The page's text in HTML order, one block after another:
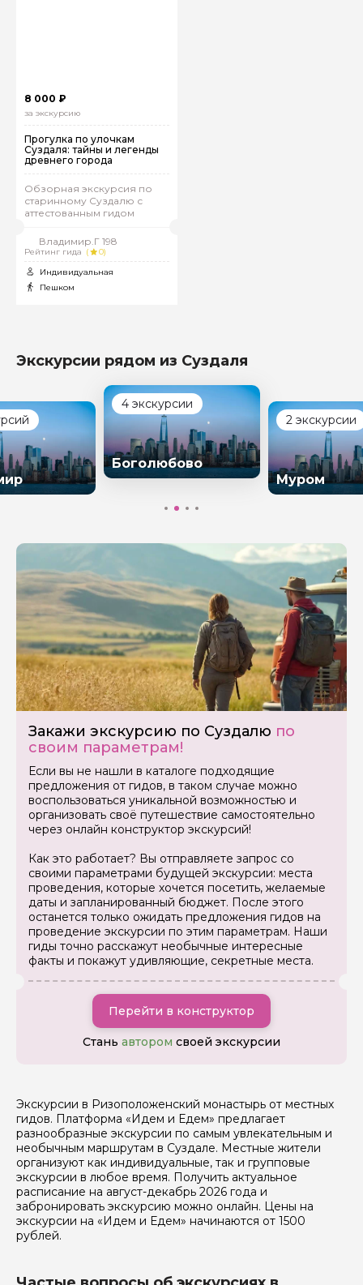
8 000 ₽
за экскурсию
Прогулка по улочкам
Суздаля: тайны и легенды
древнего города
Обзорная экскурсия по
старинному Суздалю с
аттестованным гидом
Владимир.Г 198
Рейтинг гида (
0)
Индивидуальная
Пешком
Экскурсии рядом из Суздаля
4 экскурсии
Боголюбово
2 экскурсии
Муром
Закажи экскурсию по Суздалю по
своим параметрам!
Если вы не нашли в каталоге подходящие
предложения от гидов, в таком случае можно
воспользоваться уникальной возможностью и
организовать своё путешествие самостоятельно
через онлайн конструктор экскурсий!
Как это работает? Вы отправляете запрос со
своими параметрами будущей экскурсии: места
проведения, которые хочется посетить, желаемые
даты и запланированный бюджет. После этого
останется только ожидать предложения гидов на
проведение экскурсии по этим параметрам. Наши
гиды точно расскажут необычные интересные
факты и покажут удивляющие, секретные места.
Перейти в конструктор
Стань автором своей экскурсии
Экскурсии в Ризоположенский монастырь от местных
гидов. Платформа «Идем и Едем» предлагает
разнообразные экскурсии по самым увлекательным и
необычным маршрутам в Суздале. Местные жители
организуют как индивидуальные, так и групповые
экскурсии в любое время. Получить актуальное
расписание на август-декабрь 2026 года и
забронировать экскурсию можно онлайн. Цены на
экскурсии на «Идем и Едем» начинаются от 1500
рублей.
Задайте свой вопрос гиду
Как вас зовут
Ваша электронная почта
Ваш номер телефона
Вопросы и комментарии
Если у вас есть интересующие вопросы, можете их
Я даю своё согласие на обработку персональных
данных
Отправить